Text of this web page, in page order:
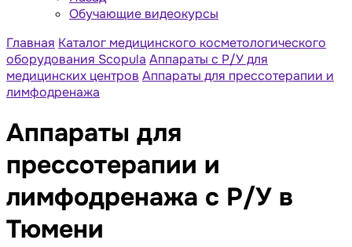
Обучающие видеокурсы
Главная Каталог медицинского косметологического
оборудования Scopula Аппараты с Р/У для
медицинских центров Аппараты для прессотерапии и
лимфодренажа
Аппараты для
прессотерапии и
лимфодренажа с Р/У в
Тюмени